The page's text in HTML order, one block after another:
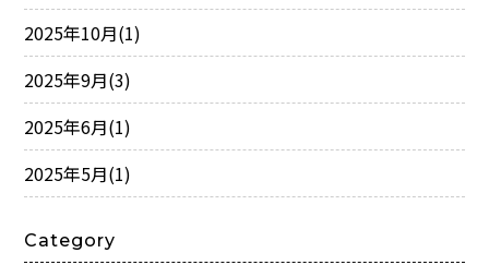
2025年10月(1)
2025年9月(3)
2025年6月(1)
2025年5月(1)
Category